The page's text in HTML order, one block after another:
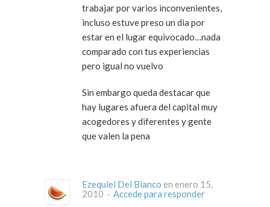
trabajar por varios inconvenientes,
incluso estuve preso un dia por
estar en el lugar equivocado…nada
comparado con tus experiencias
pero igual no vuelvo
Sin embargo queda destacar que
hay lugares afuera del capital muy
acogedores y diferentes y gente
que valen la pena
Ezequiel Del Bianco en enero 15,
2010 · Accede para responder